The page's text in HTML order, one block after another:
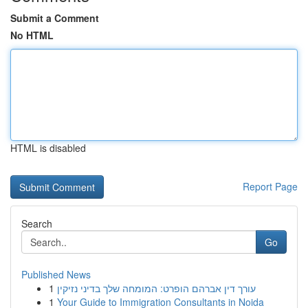
Submit a Comment
No HTML
HTML is disabled
Report Page
Search
Go
Published News
1 עורך דין אברהם הופרט: המומחה שלך בדיני נזיקין
1 Your Guide to Immigration Consultants in Noida